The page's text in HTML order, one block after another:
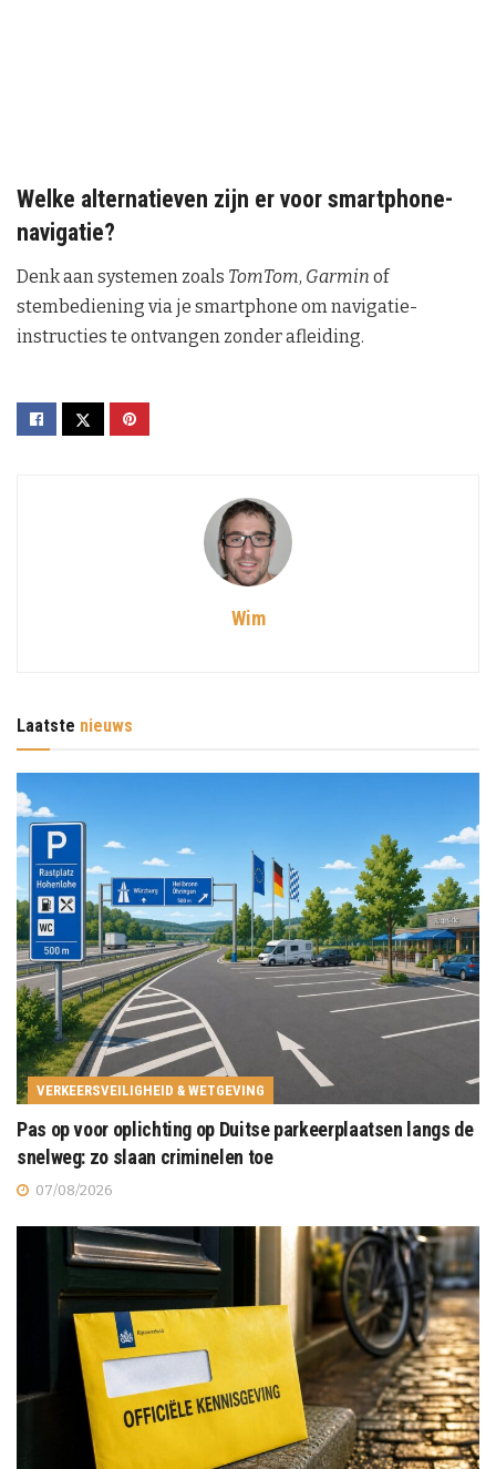
Welke alternatieven zijn er voor smartphone-
navigatie?
Denk aan systemen zoals TomTom, Garmin of
stembediening via je smartphone om navigatie-
instructies te ontvangen zonder afleiding.
Wim
Laatste nieuws
VERKEERSVEILIGHEID & WETGEVING
Pas op voor oplichting op Duitse parkeerplaatsen langs de
snelweg: zo slaan criminelen toe
07/08/2026